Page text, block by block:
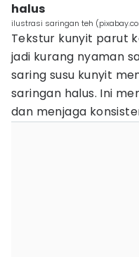
halus
ilustrasi saringan teh
Tekstur kunyit parut
jadi kurang nyaman
saring susu kunyit
saringan halus. Ini
dan menjaga